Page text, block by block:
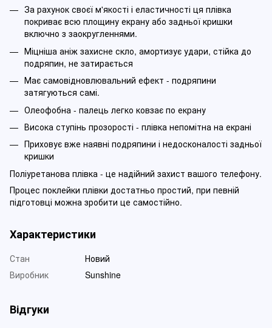
За рахунок своєї м'якості і еластичності ця плівка
покриває всю площину екрану або задньої кришки
включно з заокругленнями.
Міцніша аніж захисне скло, амортизує удари, стійка до
подряпин, не затирається
Має самовідновлювальний ефект - подряпини
затягуються самі.
Олеофобна - палець легко ковзає по екрану
Висока ступінь прозорості - плівка непомітна на екрані
Приховує вже наявні подряпини і недосконалості задньої
кришки
Поліуретанова плівка - це надійний захист вашого телефону.
Процес поклейки плівки достатньо простий, при певній
підготовці можна зробити це самостійно.
Характеристики
Стан
Новий
Виробник
Sunshine
Відгуки